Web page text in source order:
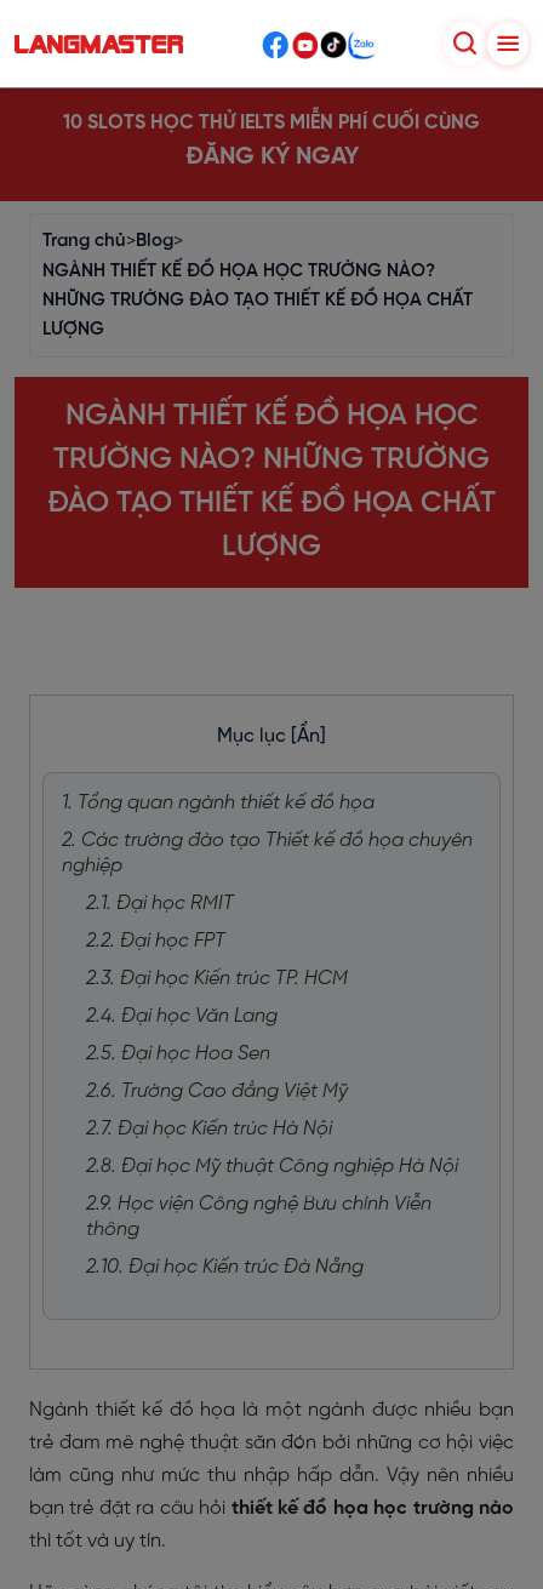
10 SLOTS HỌC THỬ IELTS MIỄN PHÍ CUỐI CÙNG
ĐĂNG KÝ NGAY
Trang chủ>Blog>
NGÀNH THIẾT KẾ ĐỒ HỌA HỌC TRƯỜNG NÀO?
NHỮNG TRƯỜNG ĐÀO TẠO THIẾT KẾ ĐỒ HỌA CHẤT
LƯỢNG
NGÀNH THIẾT KẾ ĐỒ HỌA HỌC
TRƯỜNG NÀO? NHỮNG TRƯỜNG
ĐÀO TẠO THIẾT KẾ ĐỒ HỌA CHẤT
LƯỢNG
Mục lục [Ẩn]
1. Tổng quan ngành thiết kế đồ họa
2. Các trường đào tạo Thiết kế đồ họa chuyên
nghiệp
2.1. Đại học RMIT
2.2. Đại học FPT
2.3. Đại học Kiến trúc TP. HCM
2.4. Đại học Văn Lang
2.5. Đại học Hoa Sen
2.6. Trường Cao đẳng Việt Mỹ
2.7. Đại học Kiến trúc Hà Nội
2.8. Đại học Mỹ thuật Công nghiệp Hà Nội
2.9. Học viện Công nghệ Bưu chính Viễn
thông
2.10. Đại học Kiến trúc Đà Nẵng
Ngành thiết kế đồ họa là một ngành được nhiều bạn
trẻ đam mê nghệ thuật săn đón bởi những cơ hội việc
làm cũng như mức thu nhập hấp dẫn. Vậy nên nhiều
bạn trẻ đặt ra câu hỏi thiết kế đồ họa học trường nào
thì tốt và uy tín.